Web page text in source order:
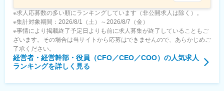
※求人応募数の多い順にランキングしています（非公開求人は除く）。
※集計対象期間：2026/8/1（土）～2026/8/7（金）
※事情により掲載終了予定日よりも前に求人募集が終了していることもご
ざいます。その場合は当サイトから応募はできませんので、あらかじめご
了承ください。
経営者・経営幹部・役員（CFO／CEO／COO） の人気求人
ランキングを詳しく見る